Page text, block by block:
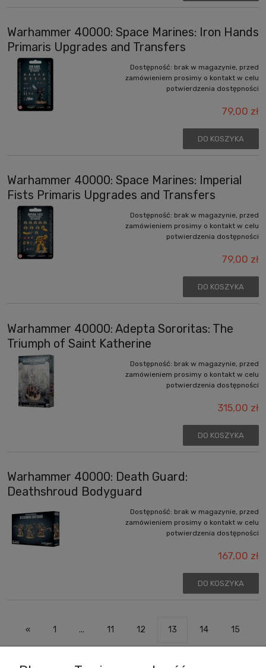
Warhammer 40000: Space Marines: Iron Hands
Primaris Upgrades and Transfers
Dostępność: brak w magazynie, przed
zamówieniem prosimy o kontakt w celu
potwierdzenia dostępności
79,00 zł
DO KOSZYKA
Warhammer 40000: Space Marines: Imperial
Fists Primaris Upgrades and Transfers
Dostępność: brak w magazynie, przed
zamówieniem prosimy o kontakt w celu
potwierdzenia dostępności
79,00 zł
DO KOSZYKA
Warhammer 40000: Adepta Sororitas: The
Triumph of Saint Katherine
Dostępność: brak w magazynie, przed
zamówieniem prosimy o kontakt w celu
potwierdzenia dostępności
315,00 zł
DO KOSZYKA
Warhammer 40000: Death Guard:
Deathshroud Bodyguard
Dostępność: brak w magazynie, przed
zamówieniem prosimy o kontakt w celu
potwierdzenia dostępności
167,00 zł
DO KOSZYKA
« 1 ... 11 12 13 14 15